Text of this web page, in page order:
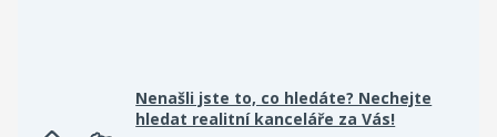
Nenašli jste to, co hledáte? Nechejte
hledat realitní kanceláře za Vás!